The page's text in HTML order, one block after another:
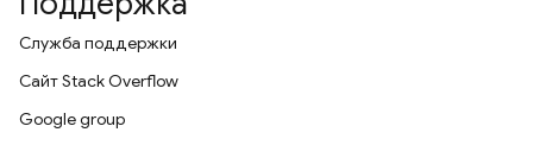
Служба поддержки
Сайт Stack Overflow
Google group